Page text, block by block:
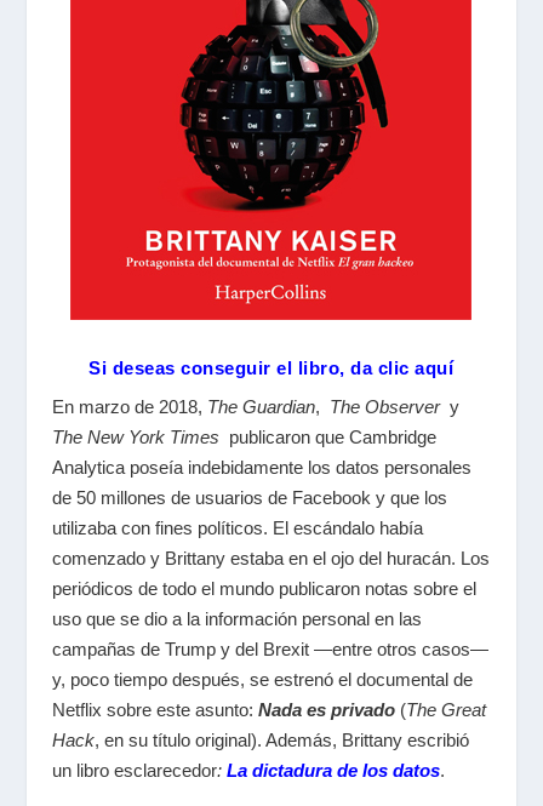
Si deseas conseguir el libro, da clic aquí
En marzo de 2018, The Guardian, The Observery
The New York Times publicaron que Cambridge
Analytica poseía indebidamente los datos personales
de 50 millones de usuarios de Facebook y que los
utilizaba con fines políticos. El escándalo había
comenzado y Brittany estaba en el ojo del huracán. Los
periódicos de todo el mundo publicaron notas sobre el
uso que se dio a la información personal en las
campañas de Trump y del Brexit —entre otros casos—
y, poco tiempo después, se estrenó el documental de
Netflix sobre este asunto: Nada es privado(The Great
Hack, en su título original). Además, Brittany escribió
un libro esclarecedor: La dictadura de los datos.